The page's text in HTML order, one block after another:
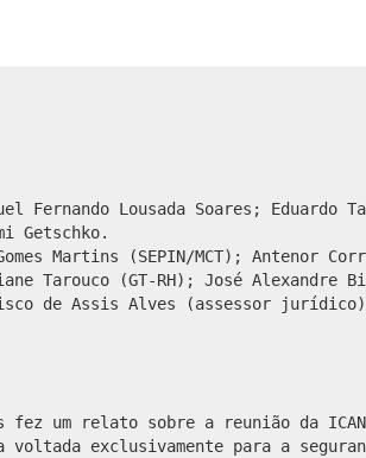
Fernando Lousada Soares; Eduardo
Getschko.
Martins (SEPIN/MCT); Antenor
(GT-RH); José Alexandre
de Assis Alves (assessor
fez um relato sobre a reunião da
exclusivamente para a